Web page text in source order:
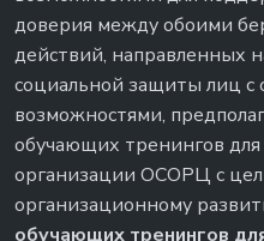
доверия между обоими
действий, направленных
социальной защиты лиц с
возможностями,
обучающих тренингов
организации ОСОРЦ с
организационному
обучающих тренингов